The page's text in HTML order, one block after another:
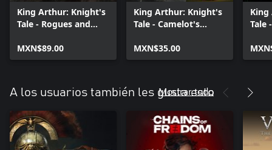
King Arthur: Knight's
Tale - Rogues and
MXN$89.00
King Arthur: Knight's
Tale - Camelot's
MXN$35.00
Tale
A los usuarios también les gusta esto
Mostrar todo